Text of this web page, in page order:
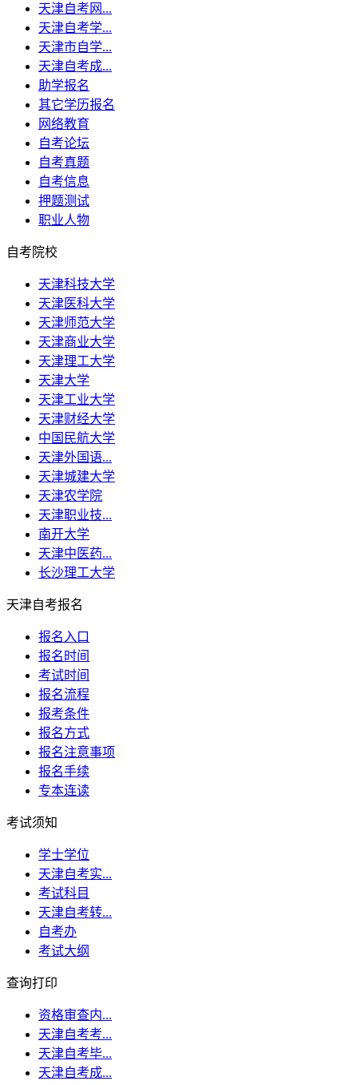
天津自考网...
天津自考学...
天津市自学...
天津自考成...
助学报名
其它学历报名
网络教育
自考论坛
自考真题
自考信息
押题测试
职业人物
自考院校
天津科技大学
天津医科大学
天津师范大学
天津商业大学
天津理工大学
天津大学
天津工业大学
天津财经大学
中国民航大学
天津外国语...
天津城建大学
天津农学院
天津职业技...
南开大学
天津中医药...
长沙理工大学
天津自考报名
报名入口
报名时间
考试时间
报名流程
报考条件
报名方式
报名注意事项
报名手续
专本连读
考试须知
学士学位
天津自考实...
考试科目
天津自考转...
自考办
考试大纲
查询打印
资格审查内...
天津自考考...
天津自考毕...
天津自考成...